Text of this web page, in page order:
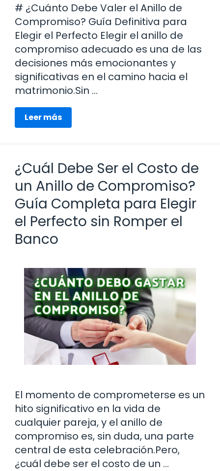
# ¿Cuánto Debe Valer el Anillo de
Compromiso? Guía Definitiva para
Elegir el Perfecto Elegir el anillo de
compromiso adecuado es una de las
decisiones más emocionantes y
significativas en el camino hacia el
matrimonio.Sin …
Leer más
¿Cuál Debe Ser el Costo de
un Anillo de Compromiso?
Guía Completa para Elegir
el Perfecto sin Romper el
Banco
El momento de comprometerse es un
hito significativo en la vida de
cualquier pareja, y el anillo de
compromiso es, sin duda, una parte
central de esta celebración.Pero,
¿cuál debe ser el costo de un …